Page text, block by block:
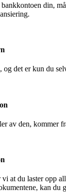
din,
det er kun du
av den, kommer
at du laster opp
kan